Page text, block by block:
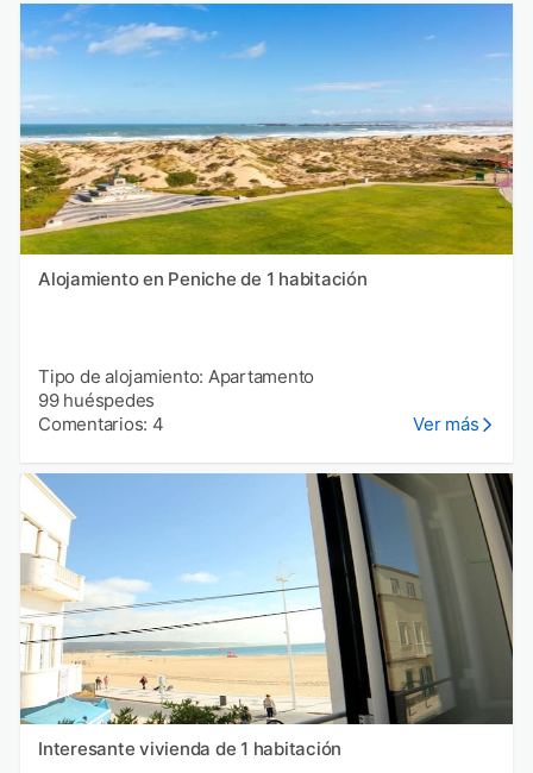
Alojamiento en Peniche de 1 habitación
Tipo de alojamiento: Apartamento
99 huéspedes
Comentarios: 4
Ver más
Interesante vivienda de 1 habitación